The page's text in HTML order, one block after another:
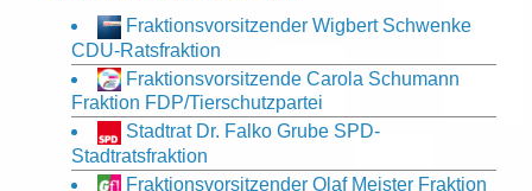
Fraktionsvorsitzender Wigbert Schwenke
CDU-Ratsfraktion
Fraktionsvorsitzende Carola Schumann
Fraktion FDP/Tierschutzpartei
Stadtrat Dr. Falko Grube SPD-
Stadtratsfraktion
Fraktionsvorsitzender Olaf Meister Fraktion